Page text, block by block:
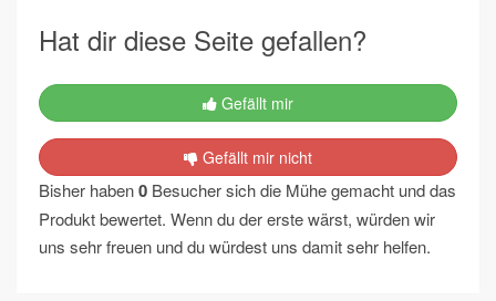
Hat dir diese Seite gefallen?
Gefällt mir
Gefällt mir nicht
Bisher haben0 Besucher sich die Mühe gemacht und das
Produkt bewertet. Wenn du der erste wärst, würden wir
uns sehr freuen und du würdest uns damit sehr helfen.